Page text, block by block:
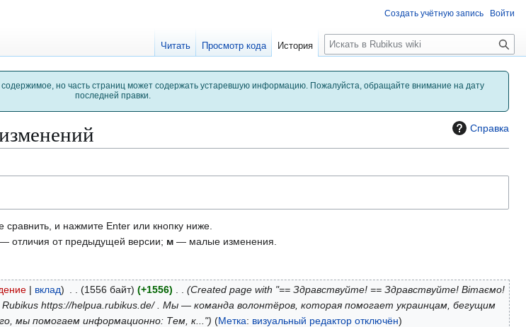
но часть страниц может содержать устаревшую информацию. Пожалуйста, обращайте внимание на дату
последней правки.
Справка
и нажмите Enter или кнопку ниже.
— отличия от предыдущей версии; м — малые изменения.
вклад 1556 байт +1556
Created page with "== Здравствуйте! == Здравствуйте! Вітаємо!
https://helpua.rubikus.de/ . Мы — команда волонтёров, которая помогает украинцам, бегущим
мы помогаем информационно: Тем, к..."
Метка: визуальный редактор отключён
Создать учётную запись Войти
Читать Просмотр кода История
П
о
и
с